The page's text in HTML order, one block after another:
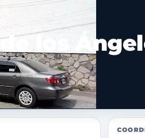
los